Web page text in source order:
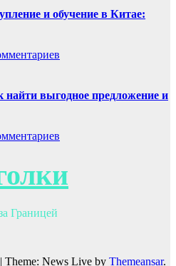
и обучение в Китае:
найти выгодное предложение и
Границей
| Theme: News Live by Themeansar.